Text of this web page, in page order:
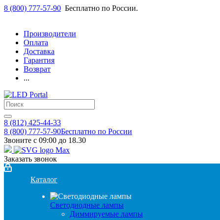
8 (800) 777-57-90 Бесплатно по России.
Производители
Оплата
Доставка
Гарантия
Возврат
...
8 (812) 425-44-33
8 (800) 777-57-90Бесплатно по России
Звоните с 09:00 до 18.30
Заказать звонок
Каталог
Светодиодные лампы
Диммируемые лампы